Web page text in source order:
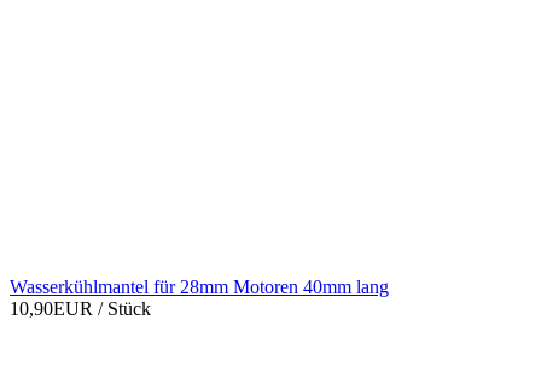
Wasserkühlmantel für 28mm Motoren 40mm lang
10,90EUR / Stück